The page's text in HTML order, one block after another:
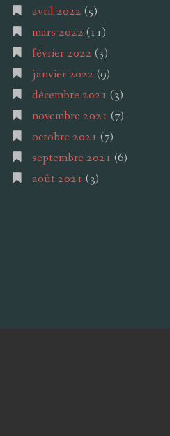
avril 2022 (5)
mars 2022 (11)
février 2022 (5)
janvier 2022 (9)
décembre 2021 (3)
novembre 2021 (7)
octobre 2021 (7)
septembre 2021 (6)
août 2021 (3)